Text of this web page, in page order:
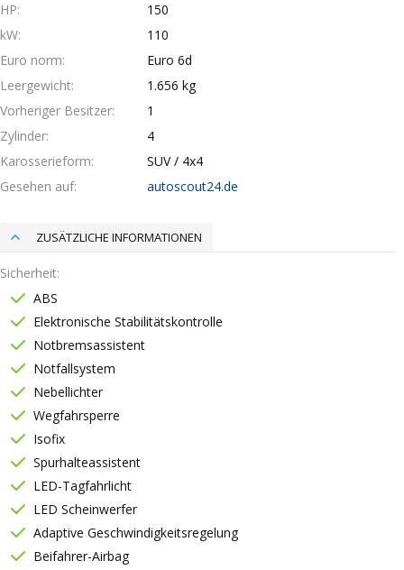
HP
150
kW
110
Euro norm
Euro 6d
Leergewicht
1.656 kg
Vorheriger Besitzer
1
Zylinder
4
Karosserieform
SUV / 4x4
Gesehen auf
autoscout24.de
ZUSÄTZLICHE INFORMATIONEN
Sicherheit
ABS
Elektronische Stabilitätskontrolle
Notbremsassistent
Notfallsystem
Nebellichter
Wegfahrsperre
Isofix
Spurhalteassistent
LED-Tagfahrlicht
LED Scheinwerfer
Adaptive Geschwindigkeitsregelung
Beifahrer-Airbag